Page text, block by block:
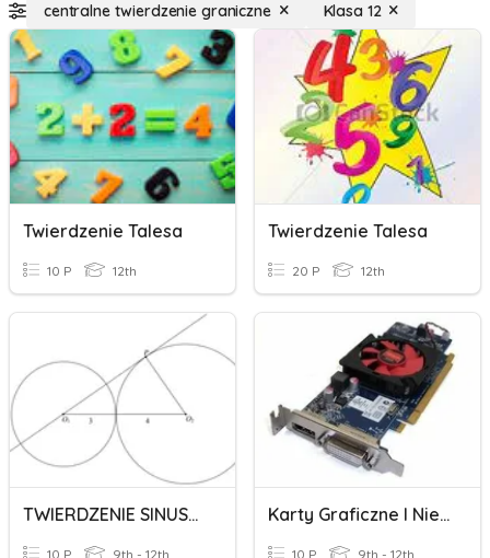
centralne twierdzenie graniczne Klasa 12
Twierdzenie Talesa
10 P 12th
Twierdzenie Talesa
20 P 12th
TWIERDZENIE SINUSÓW I COSINUSÓW
10 P 9th - 12th
Karty Graficzne I Nie Tylko...
10 P 9th - 12th